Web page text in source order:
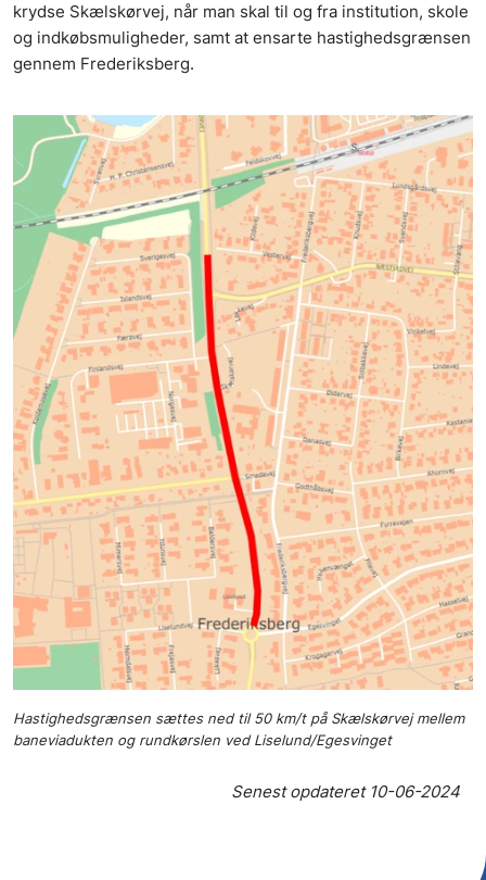
krydse Skælskørvej, når man skal til og fra institution, skole
og indkøbsmuligheder, samt at ensarte hastighedsgrænsen
gennem Frederiksberg.
Hastighedsgrænsen sættes ned til 50 km/t på Skælskørvej mellem
baneviadukten og rundkørslen ved Liselund/Egesvinget
Senest opdateret 10-06-2024